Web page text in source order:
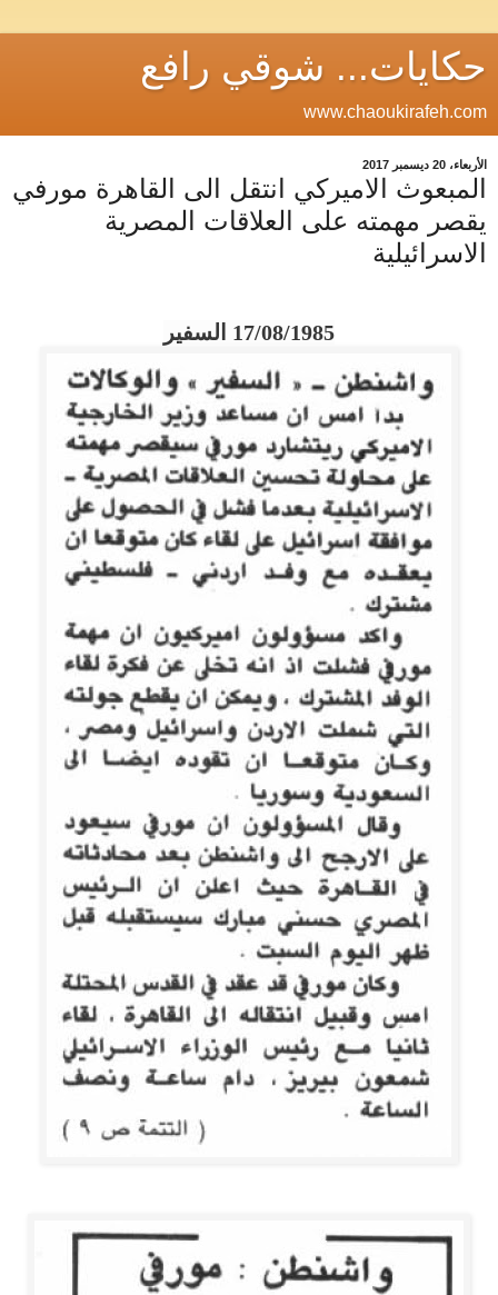
حكايات... شوقي رافع
www.chaoukirafeh.com
الأربعاء، 20 ديسمبر 2017
المبعوث الاميركي انتقل الى القاهرة مورفي
يقصر مهمته على العلاقات المصرية
الاسرائيلية
17/08/1985 السفير